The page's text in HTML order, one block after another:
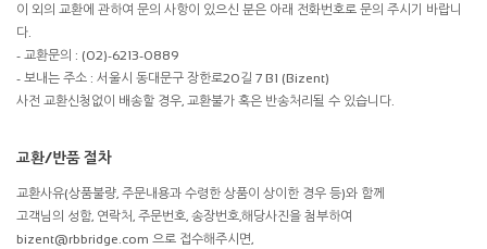
이 외의 교환에 관하여 문의 사항이 있으신 분은 아래 전화번호로 문의 주시기 바랍니
다.
- 교환문의 : (02)-6213-0889
- 보내는 주소 : 서울시 동대문구 장한로20길 7 B1 (Bizent)
사전 교환신청없이 배송할 경우, 교환불가 혹은 반송처리될 수 있습니다.
교환/반품 절차
교환사유(상품불량, 주문내용과 수령한 상품이 상이한 경우 등)와 함께
고객님의 성함, 연락처, 주문번호, 송장번호,해당사진을 첨부하여
bizent@rbbridge.com 으로 접수해주시면,